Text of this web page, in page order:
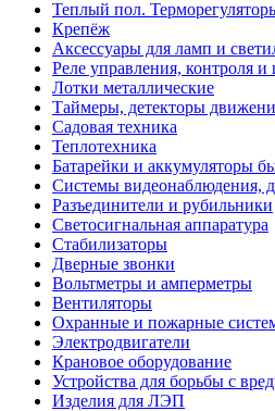
Теплый пол.
Крепёж
Аксессуары для ламп и
Реле управления, контроля и
Лотки металлические
Таймеры, детекторы
Садовая техника
Теплотехника
Батарейки и аккумуляторы
Системы видеонаблюдения,
Разъединители и рубильники
Светосигнальная аппаратура
Стабилизаторы
Дверные звонки
Вольтметры и амперметры
Вентиляторы
Охранные и пожарные
Электродвигатели
Крановое оборудование
Устройства для борьбы с
Изделия для ЛЭП